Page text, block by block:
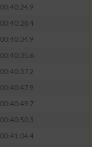
00:40:24.9
00:40:28.4
00:40:34.9
00:40:35.6
00:40:37.2
00:40:47.9
00:40:49.7
00:40:50.3
00:41:04.4